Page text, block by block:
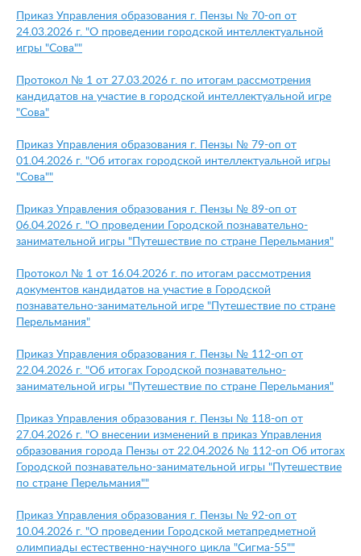
Приказ Управления образования г. Пензы № 70-оп от
24.03.2026 г. "О проведении городской интеллектуальной
игры "Сова""
Протокол № 1 от 27.03.2026 г. по итогам рассмотрения
кандидатов на участие в городской интеллектуальной игре
"Сова"
Приказ Управления образования г. Пензы № 79-оп от
01.04.2026 г. "Об итогах городской интеллектуальной игры
"Сова""
Приказ Управления образования г. Пензы № 89-оп от
06.04.2026 г. "О проведении Городской познавательно-
занимательной игры "Путешествие по стране Перельмания"
Протокол № 1 от 16.04.2026 г. по итогам рассмотрения
документов кандидатов на участие в Городской
познавательно-занимательной игре "Путешествие по стране
Перельмания"
Приказ Управления образования г. Пензы № 112-оп от
22.04.2026 г. "Об итогах Городской познавательно-
занимательной игры "Путешествие по стране Перельмания"
Приказ Управления образования г. Пензы № 118-оп от
27.04.2026 г. "О внесении изменений в приказ Управления
образования города Пензы от 22.04.2026 № 112-оп Об итогах
Городской познавательно-занимательной игры "Путешествие
по стране Перельмания""
Приказ Управления образования г. Пензы № 92-оп от
10.04.2026 г. "О проведении Городской метапредметной
олимпиады естественно-научного цикла "Сигма-55""